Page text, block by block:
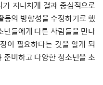
지나치게 결과 중심적으로
동의 방향성을 수정하기로 했
년들에게 다른 사람들을 만나
이 필요하다는 것을 알게 되
준비하고 다양한 청소년을 초